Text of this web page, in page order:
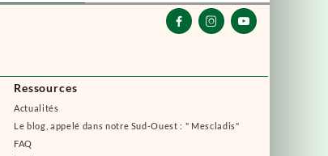
Ressources
Actualités
Le blog, appelé dans notre Sud-Ouest : " Mescladis"
FAQ
  